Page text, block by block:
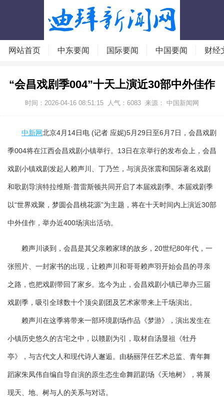
网站首页 中东要闻 国际要闻 中国要闻 财经
“会昌戏剧季004”十天上演近30部中外佳作
时间：2026-04-16 08:51:15 人气： 6083 来源： 中国新闻网
中新网北京4月14日电 (记者 应妮)5月29日至6月7日，会昌戏剧
季004将在江西会昌戏剧小镇举行。13日在京举行的发布会上，会昌
戏剧小镇戏剧发起人赖声川、丁乃竺，与演员张震和国际著名戏剧
和歌剧导演特拉维斯·普雷斯顿共同开启了本届戏剧季。本届戏剧季
以“世界戏聚，梦圆会昌桃花源”为主题，将在十天时间内上演近30部
中外佳作，举办近400场演出活动。
赖声川谈到，会昌是其父亲赖家球的故乡，20世纪80年代，一
张照片、一封家书的出现，让赖声川和哥哥赖声羽开始会昌的寻亲
之路，也把戏剧带回了家乡。迄今为止，会昌戏剧小镇已举办三届
戏剧季，吸引全球数十个顶尖剧团及艺术家带来上千场演出。
赖声川在这季将带来一部环境剧场作品《梦游》，演出发生在
小镇历史悠久的古宅之中，以赣剧为引，取材自汤显祖《牡丹
亭》，与古代文人和现代诗人邂逅。由杨丽萍任艺术总监、青年舞
蹈家朱凤伟自编自导自演的原生态生命舞蹈剧场《天地树》，将展
现天、地、树与人的关系与对话。